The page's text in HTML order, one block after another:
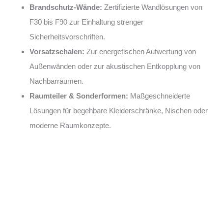
Brandschutz-Wände: Zertifizierte Wandlösungen von
F30 bis F90 zur Einhaltung strenger
Sicherheitsvorschriften.
Vorsatzschalen: Zur energetischen Aufwertung von
Außenwänden oder zur akustischen Entkopplung von
Nachbarräumen.
Raumteiler & Sonderformen: Maßgeschneiderte
Lösungen für begehbare Kleiderschränke, Nischen oder
moderne Raumkonzepte.